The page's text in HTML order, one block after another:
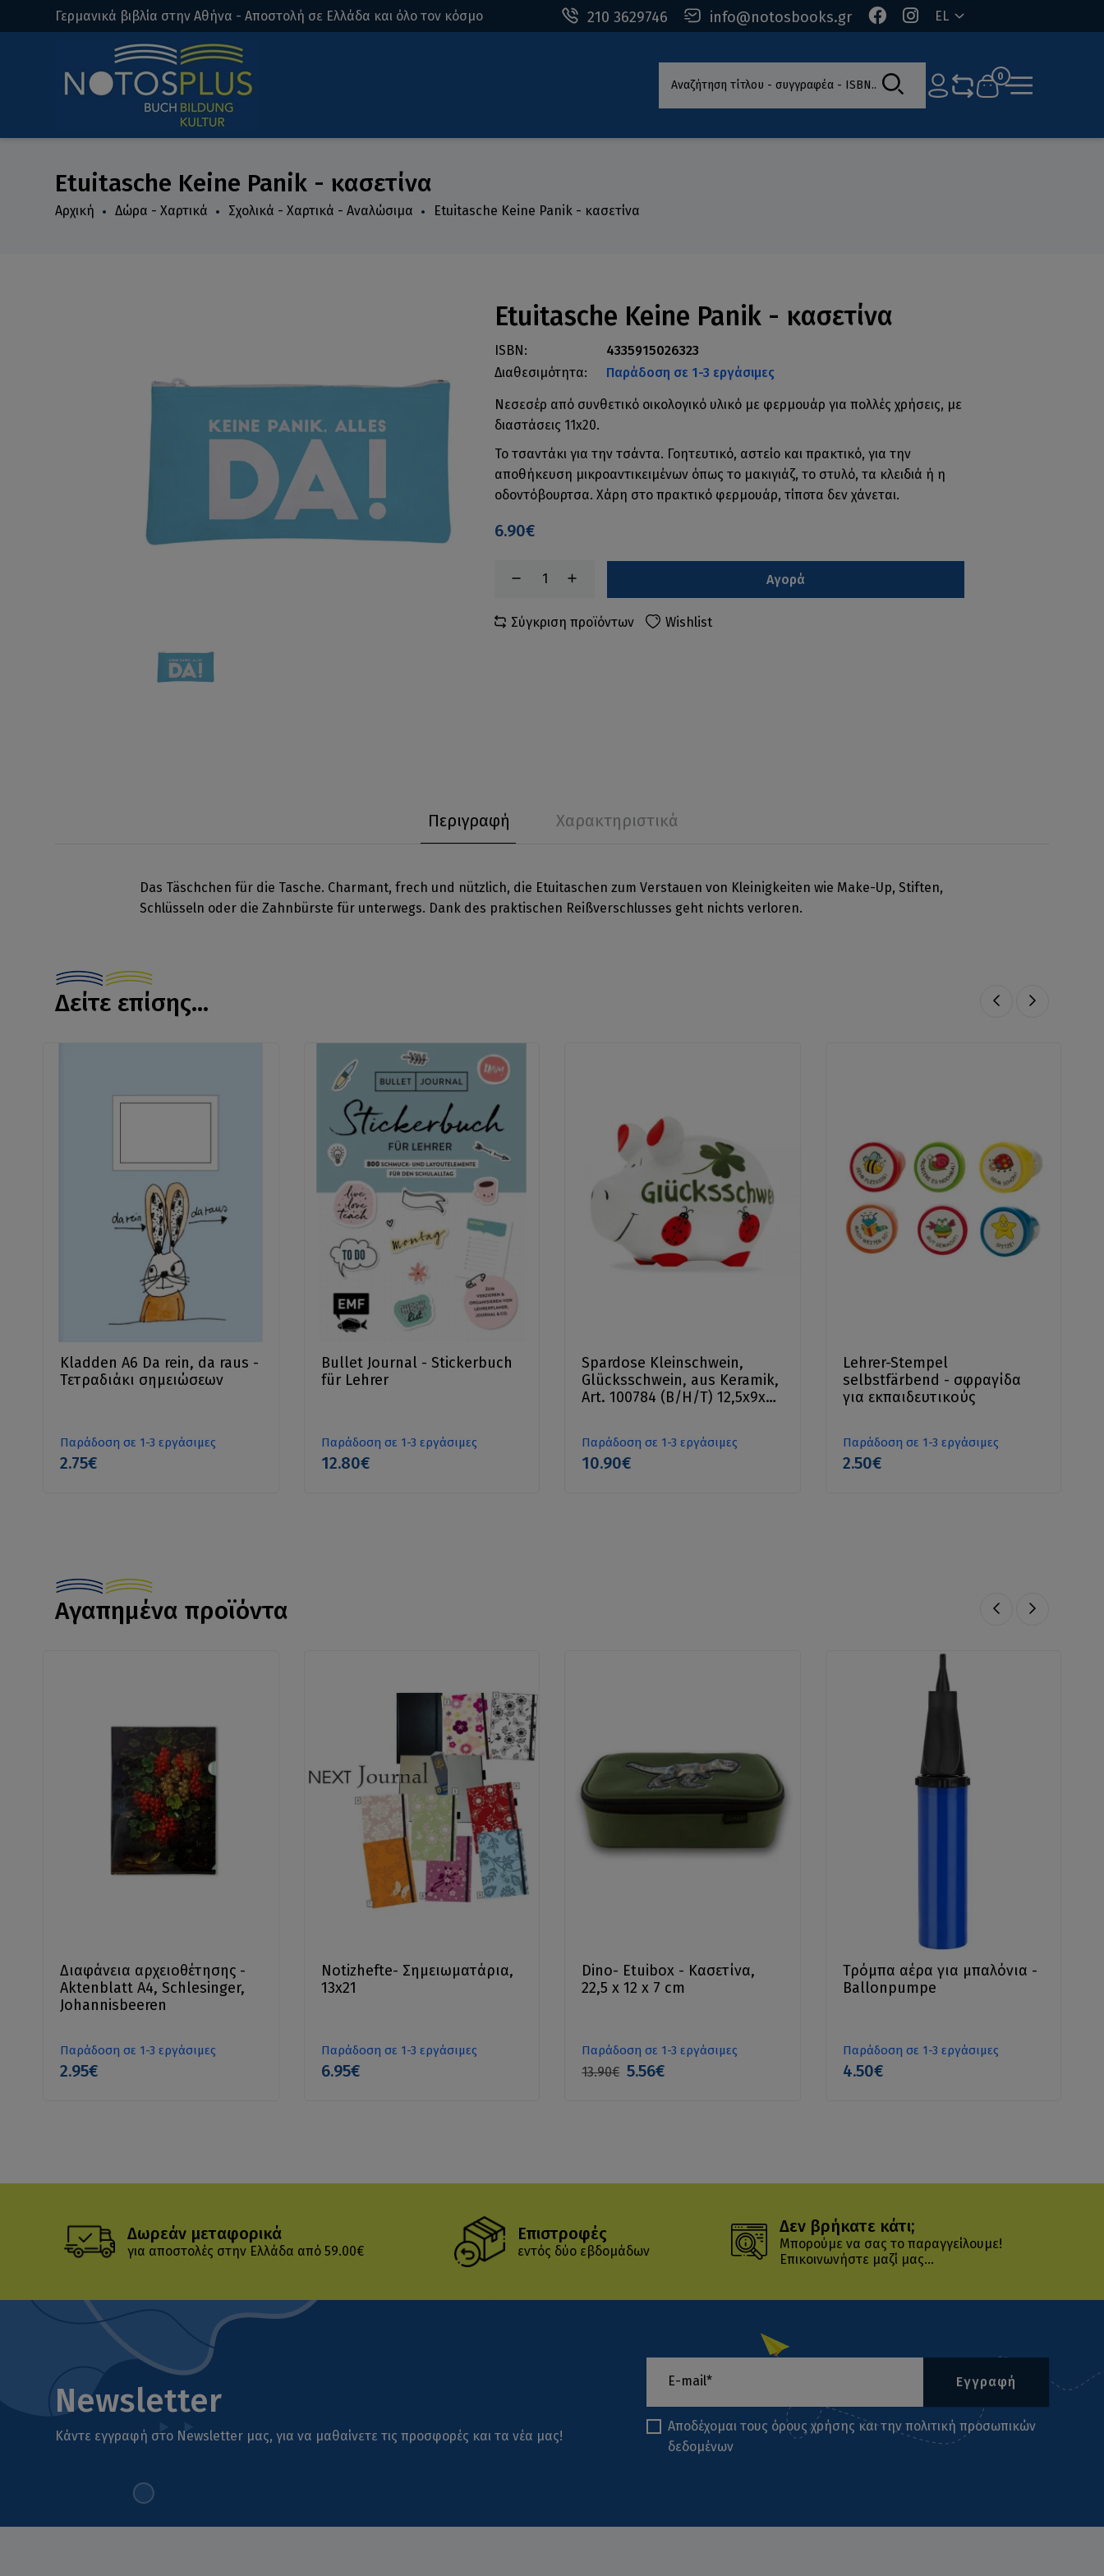
210 3629746 info@notosbooks.gr EL
Γερμανικά βιβλία στην Αθήνα - Αποστολή σε Ελλάδα και όλο τον κόσμο
Αναζήτηση τίτλου - συγγραφέα - ISBN 0
Etuitasche Keine Panik - κασετίνα
Αρχική Δώρα - Χαρτικά Σχολικά - Χαρτικά - Αναλώσιμα Etuitasche Keine Panik - κασετίνα
Etuitasche Keine Panik - κασετίνα
ISBN:
4335915026323
Διαθεσιμότητα:
Παράδοση σε 1-3 εργάσιμες
Νεσεσέρ από συνθετικό οικολογικό υλικό με φερμουάρ για πολλές χρήσεις, με
διαστάσεις 11x20.
Το τσαντάκι για την τσάντα. Γοητευτικό, αστείο και πρακτικό, για την
αποθήκευση μικροαντικειμένων όπως το μακιγιάζ, το στυλό, τα κλειδιά ή η
οδοντόβουρτσα. Χάρη στο πρακτικό φερμουάρ, τίποτα δεν χάνεται.
6.90€
Αγορά
Σύγκριση προϊόντων Wishlist
Περιγραφή Χαρακτηριστικά
Das Täschchen für die Tasche. Charmant, frech und nützlich, die Etuitaschen zum Verstauen von Kleinigkeiten wie Make-Up, Stiften,
Schlüsseln oder die Zahnbürste für unterwegs. Dank des praktischen Reißverschlusses geht nichts verloren.
Δείτε επίσης...
Kladden A6 Da rein, da raus -
Τετραδιάκι σημειώσεων
Παράδοση σε 1-3 εργάσιμες
2.75€
Bullet Journal - Stickerbuch
für Lehrer
Παράδοση σε 1-3 εργάσιμες
12.80€
Spardose Kleinschwein,
Glücksschwein, aus Keramik,
Art. 100784 (B/H/T) 12,5x9x9
Παράδοση σε 1-3 εργάσιμες
10.90€
Lehrer-Stempel
selbstfärbend - σφραγίδα
για εκπαιδευτικούς
Παράδοση σε 1-3 εργάσιμες
2.50€
Αγαπημένα προϊόντα
Διαφάνεια αρχειοθέτησης -
Aktenblatt A4, Schlesinger,
Johannisbeeren
Παράδοση σε 1-3 εργάσιμες
2.95€
Notizhefte- Σημειωματάρια,
13x21
Παράδοση σε 1-3 εργάσιμες
6.95€
Dino- Etuibox - Κασετίνα,
22,5 x 12 x 7 cm
Παράδοση σε 1-3 εργάσιμες
13.90€ 5.56€
Τρόμπα αέρα για μπαλόνια -
Ballonpumpe
Παράδοση σε 1-3 εργάσιμες
4.50€
Δωρεάν μεταφορικά
για αποστολές στην Ελλάδα από 59.00€
Επιστροφές
εντός δύο εβδομάδων
Δεν βρήκατε κάτι;
Μπορούμε να σας το παραγγείλουμε!
Επικοινωνήστε μαζί μας...
Newsletter
Κάντε εγγραφή στο Newsletter μας, για να μαθαίνετε τις προσφορές και τα νέα μας!
Εγγραφή
Αποδέχομαι τους όρους χρήσης και την πολιτική προσωπικών
δεδομένων